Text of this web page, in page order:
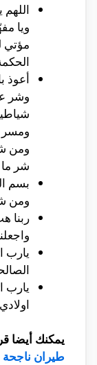
ويا
مؤتي
أعوذ
وشر
ومسر
ومن
شر
بسم
ومن
ربنا
يارب
يارب
يمكنك أيضا
طيران ناجحة